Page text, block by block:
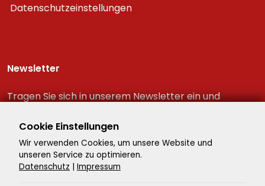
Datenschutzeinstellungen
Newsletter
Tragen Sie sich in unserem Newsletter ein und
Reiseschnäppchen!
Cookie Einstellungen
Wir verwenden Cookies, um unsere Website und
unseren Service zu optimieren.
Datenschutz | Impressum